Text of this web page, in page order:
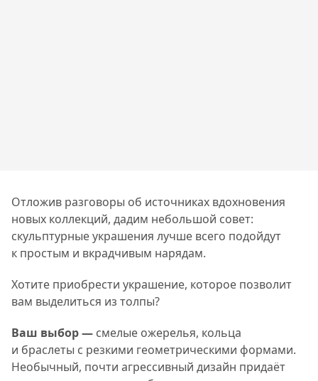
Отложив разговоры об источниках вдохновения
новых коллекций, дадим небольшой совет:
скульптурные украшения лучше всего подойдут
к простым и вкрадчивым нарядам.
Хотите приобрести украшение, которое позволит
вам выделиться из толпы?
Ваш выбор — смелые ожерелья, кольца
и браслеты с резкими геометрическими формами.
Необычный, почти агрессивный дизайн придаёт